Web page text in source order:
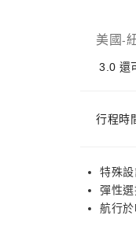
美國-
3.0 還
行程時
特殊
彈性
航行